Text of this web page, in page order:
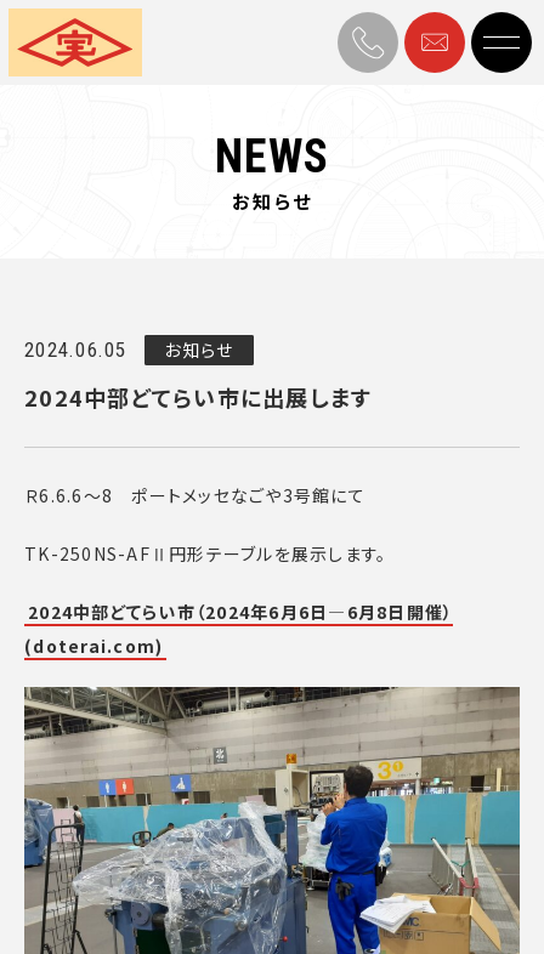
NEWS
お知らせ
2024.06.05 お知らせ
2024中部どてらい市に出展します
Ｒ6.6.6～8 ポートメッセなごや3号館にて
TK-250NS-AFⅡ円形テーブルを展示します。
2024中部どてらい市（2024年6月6日―6月8日開催）
(doterai.com)